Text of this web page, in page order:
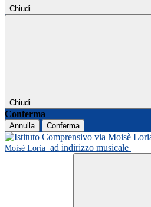
Chiudi
Chiudi
Conferma
Annulla
Conferma
Moisè Loria ad indirizzo musicale